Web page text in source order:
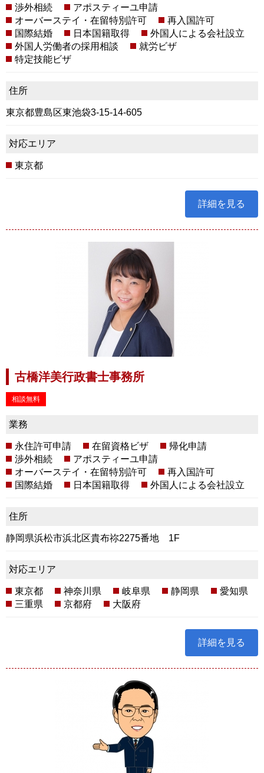
渉外相続
アポスティーユ申請
オーバーステイ・在留特別許可
再入国許可
国際結婚
日本国籍取得
外国人による会社設立
外国人労働者の採用相談
就労ビザ
特定技能ビザ
住所
東京都豊島区東池袋3-15-14-605
対応エリア
東京都
詳細を見る
古橋洋美行政書士事務所
相談無料
業務
永住許可申請 在留資格ビザ
帰化申請
渉外相続
アポスティーユ申請
オーバーステイ・在留特別許可
再入国許可
国際結婚
日本国籍取得 外国人による会社設立
住所
静岡県浜松市浜北区貴布祢2275番地 1F
対応エリア
東京都 神奈川県 岐阜県 静岡県
愛知県
三重県
京都府 大阪府
詳細を見る